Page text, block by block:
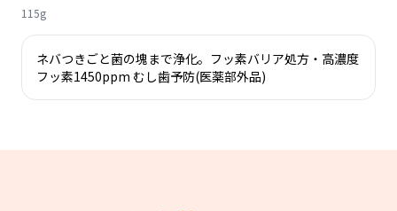
115g
ネバつきごと菌の塊まで浄化。フッ素バリア処方・高濃度
フッ素1450ppm むし歯予防(医薬部外品)